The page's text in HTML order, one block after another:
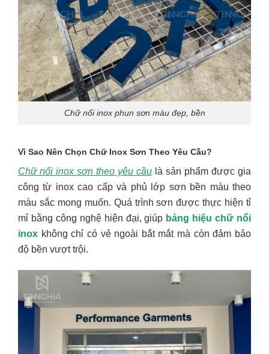
Chữ nổi inox phun sơn màu đẹp, bền
Vì Sao Nên Chọn Chữ Inox Sơn Theo Yêu Cầu?
Chữ nổi inox sơn theo yêu cầu là sản phẩm được gia
công từ inox cao cấp và phủ lớp sơn bền màu theo
màu sắc mong muốn. Quá trình sơn được thực hiện tỉ
mỉ bằng công nghệ hiện đại, giúp bảng hiệu chữ nổi
inox không chỉ có vẻ ngoài bắt mắt mà còn đảm bảo
độ bền vượt trội.